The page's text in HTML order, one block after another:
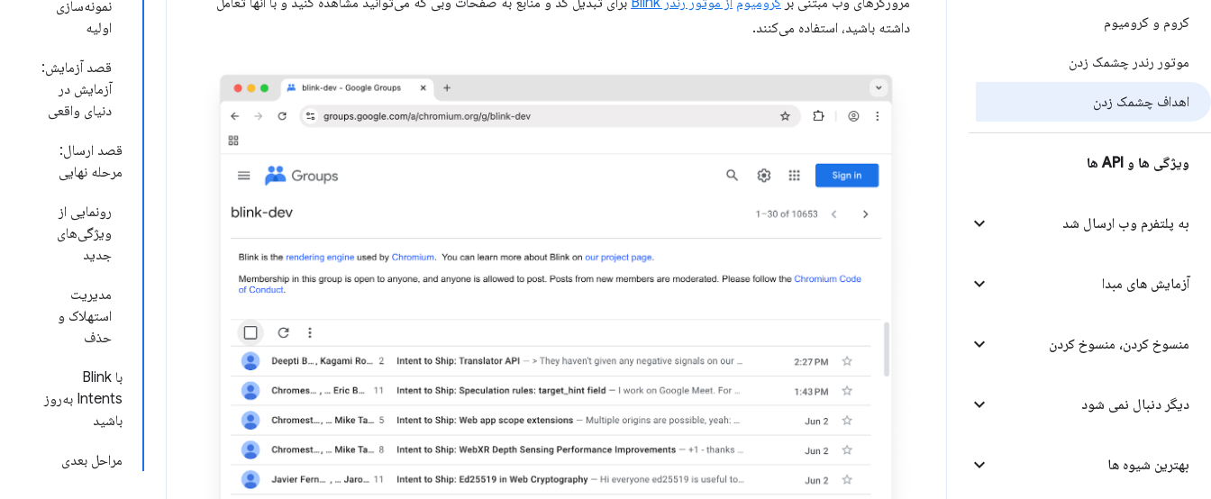
کروم و کرومیوم
موتور رندر چشمک زدن
اهداف چشمک زدن
ویژگی ها و API ها
به پلتفرم وب ارسال شد
آزمایش های مبدا
منسوخ کردن، منسوخ کردن
دیگر دنبال نمی شود
بهترین شیوه ها
نمونه‌سازی
اولیه
قصد آزمایش:
آزمایش در
دنیای واقعی
قصد ارسال:
مرحله نهایی
رونمایی از
ویژگی‌های
جدید
مدیریت
استهلاک و
حذف
با Blink
Intents به‌روز
باشید
مراحل بعدی
داشته باشید، استفاده می‌کنند.